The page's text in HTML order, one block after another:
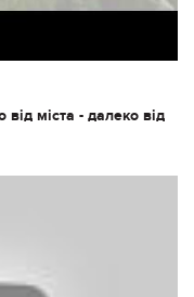
міста - далеко від